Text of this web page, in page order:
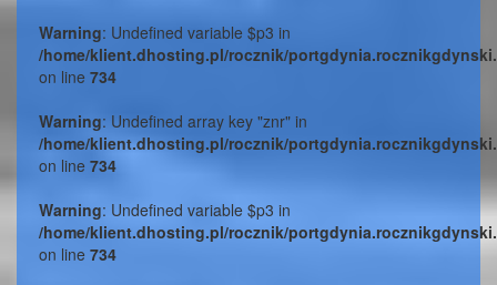
Warning: Undefined variable $p3 in
/home/klient.dhosting.pl/rocznik/
on line 734
Warning: Undefined array key "znr" in
/home/klient.dhosting.pl/rocznik/
on line 734
Warning: Undefined variable $p3 in
/home/klient.dhosting.pl/rocznik/
on line 734